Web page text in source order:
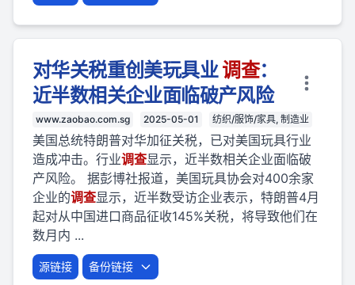
对华关税重创美玩具业调查：
近半数相关企业面临破产风险
www.zaobao.com.sg 2025-05-01 纺织/服饰/家具, 制造业
美国总统特朗普对华加征关税，已对美国玩具行业
造成冲击。行业调查显示，近半数相关企业面临破
产风险。 据彭博社报道，美国玩具协会对400余家
企业的调查显示，近半数受访企业表示，特朗普4月
起对从中国进口商品征收145%关税，将导致他们在
数月内 ...
源链接 备份链接